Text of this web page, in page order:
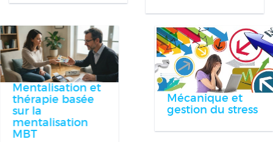
Mentalisation et
thérapie basée
sur la
mentalisation
MBT
Mécanique et
gestion du stress